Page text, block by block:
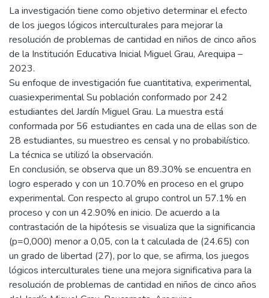
La investigación tiene como objetivo determinar el efecto
de los juegos lógicos interculturales para mejorar la
resolución de problemas de cantidad en niños de cinco años
de la Institución Educativa Inicial Miguel Grau, Arequipa –
2023.
Su enfoque de investigación fue cuantitativa, experimental,
cuasiexperimental Su población conformado por 242
estudiantes del Jardín Miguel Grau. La muestra está
conformada por 56 estudiantes en cada una de ellas son de
28 estudiantes, su muestreo es censal y no probabilístico.
La técnica se utilizó la observación.
En conclusión, se observa que un 89.30% se encuentra en
logro esperado y con un 10.70% en proceso en el grupo
experimental. Con respecto al grupo control un 57.1% en
proceso y con un 42.90% en inicio. De acuerdo a la
contrastación de la hipótesis se visualiza que la significancia
(p=0,000) menor a 0,05, con la t calculada de (24.65) con
un grado de libertad (27), por lo que, se afirma, los juegos
lógicos interculturales tiene una mejora significativa para la
resolución de problemas de cantidad en niños de cinco años